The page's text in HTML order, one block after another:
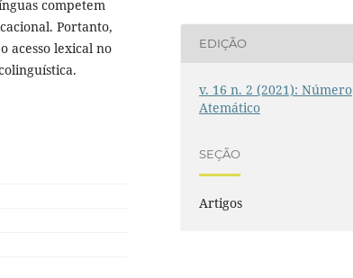
competem
Portanto,
acesso lexical no
EDIÇÃO
v. 16 n. 2 (2021): Número
Atemático
SEÇÃO
Artigos